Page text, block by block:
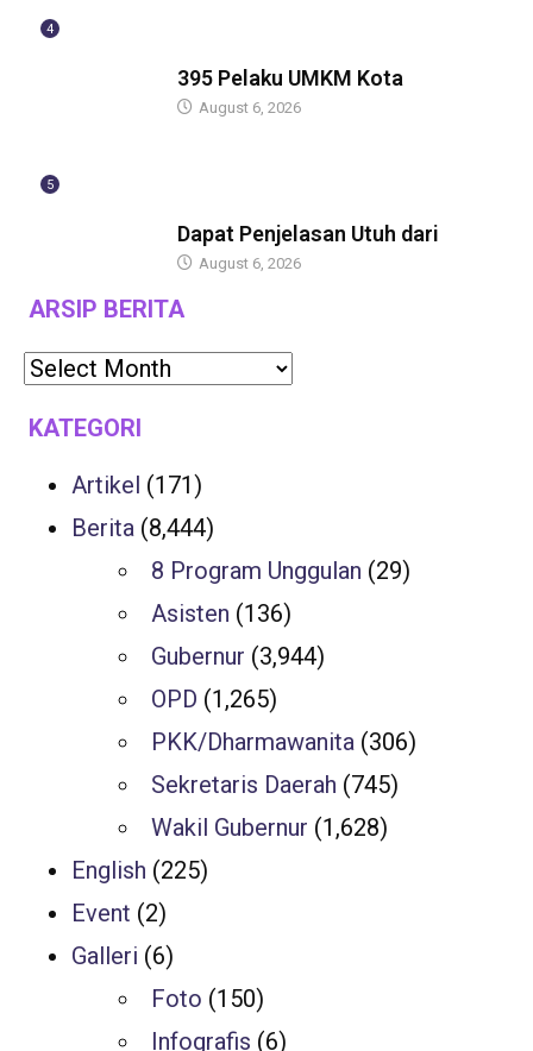
4
395 Pelaku UMKM Kota
August 6, 2026
5
Dapat Penjelasan Utuh dari
August 6, 2026
ARSIP BERITA
KATEGORI
Artikel (171)
Berita (8,444)
8 Program Unggulan (29)
Asisten (136)
Gubernur (3,944)
OPD (1,265)
PKK/Dharmawanita (306)
Sekretaris Daerah (745)
Wakil Gubernur (1,628)
English (225)
Event (2)
Galleri (6)
Foto (150)
Infografis (6)